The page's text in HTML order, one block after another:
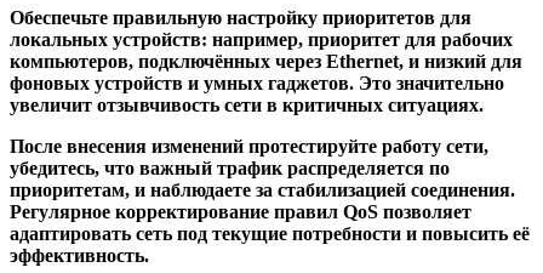
Обеспечьте правильную настройку приоритетов для
локальных устройств: например, приоритет для рабочих
компьютеров, подключённых через Ethernet, и низкий для
фоновых устройств и умных гаджетов. Это значительно
увеличит отзывчивость сети в критичных ситуациях.
После внесения изменений протестируйте работу сети,
убедитесь, что важный трафик распределяется по
приоритетам, и наблюдаете за стабилизацией соединения.
Регулярное корректирование правил QoS позволяет
адаптировать сеть под текущие потребности и повысить её
эффективность.